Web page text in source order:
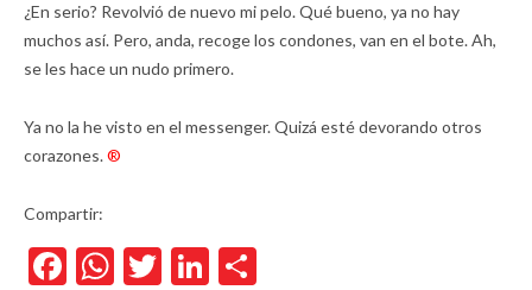
¿En serio? Revolvió de nuevo mi pelo. Qué bueno, ya no hay
muchos así. Pero, anda, recoge los condones, van en el bote. Ah,
se les hace un nudo primero.
Ya no la he visto en el messenger. Quizá esté devorando otros
corazones.®
Compartir:
Facebook
WhatsApp
TwitterLinkedIn